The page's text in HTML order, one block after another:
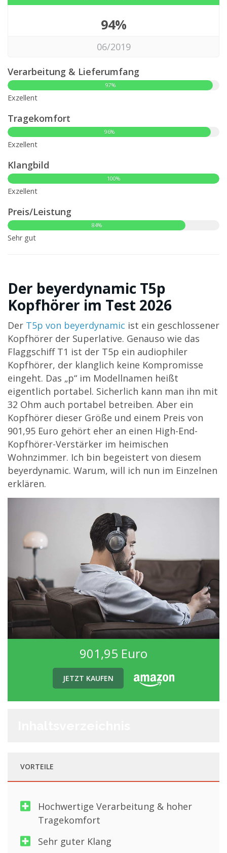
94%
06/2019
Verarbeitung & Lieferumfang
97%
Exzellent
Tragekomfort
96%
Exzellent
Klangbild
100%
Exzellent
Preis/Leistung
84%
Sehr gut
Der beyerdynamic T5p
Kopfhörer im Test 2026
Der T5p von beyerdynamic ist ein geschlossener
Kopfhörer der Superlative. Genauso wie das
Flaggschiff T1 ist der T5p ein audiophiler
Kopfhörer, der klanglich keine Kompromisse
eingeht. Das „p“ im Modellnamen heißt
eigentlich portabel. Sicherlich kann man ihn mit
32 Ohm auch portabel betreiben. Aber ein
Kopfhörer dieser Größe und einem Preis von
901,95 Euro gehört eher an einen High-End-
Kopfhörer-Verstärker im heimischen
Wohnzimmer. Ich bin begeistert von diesem
beyerdynamic. Warum, will ich nun im Einzelnen
erklären.
901,95 Euro
JETZT KAUFEN
VORTEILE
Hochwertige Verarbeitung & hoher
Tragekomfort
Sehr guter Klang